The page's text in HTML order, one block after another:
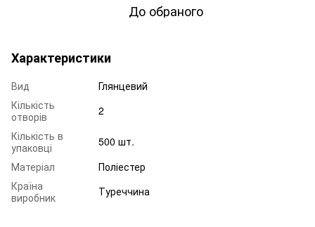
До обраного
Характеристики
Вид
Глянцевий
Кількість
отворів
2
Кількість в
упаковці
500 шт.
Матеріал
Поліестер
Країна
виробник
Туреччина